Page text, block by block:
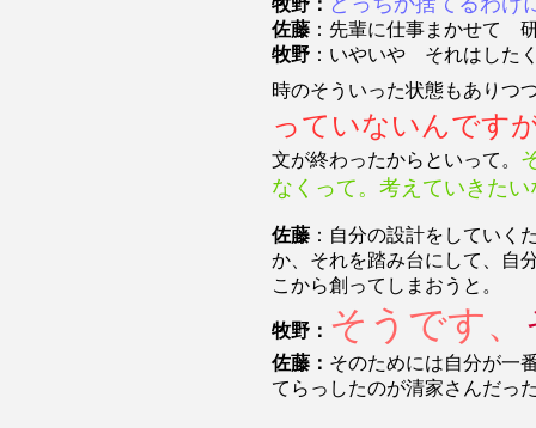
牧野：
佐藤 ：先輩に仕事まかせて
牧野 ：いやいや それはした
時のそういった状態もありつ
っていないんです
文が終わったからといって。
なくって。考えていきたい
佐藤 ：自分の設計をしていく
か、それを踏み台にして、自
こから創ってしまおうと。
牧野： そうです、
佐藤： そのためには自分が一
てらっしたのが清家さんだっ